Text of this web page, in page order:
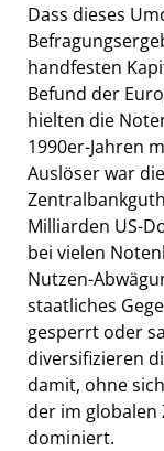
Dass dieses
handfesten
Befund der
hielten die
1990er-Jahren
Auslöser war
Milliarden US-
bei vielen
Nutzen-
staatliches
gesperrt oder
diversifizieren
damit, ohne
der im globalen
dominiert.